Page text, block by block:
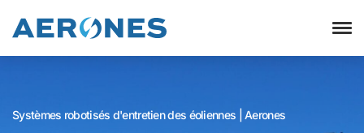
Systèmes robotisés d'entretien des éoliennes | Aerones